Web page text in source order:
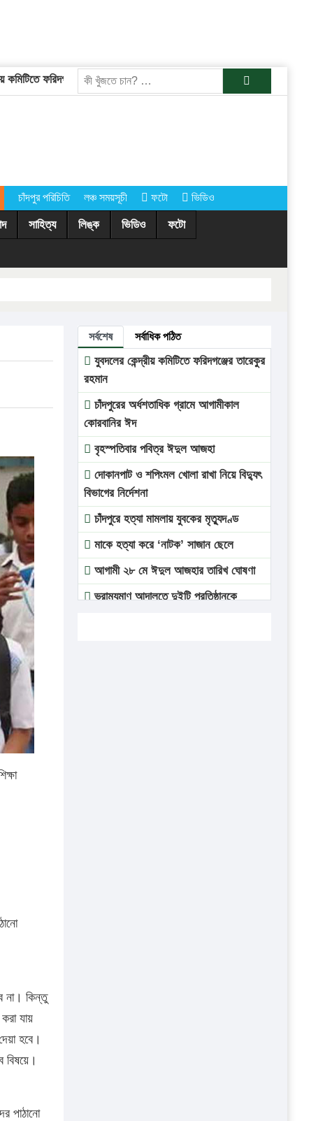
ফরিদগঞ্জের তারেকুর রহমান চাঁদপুরের অর্ধশতাধিক গ্রামে আগামীকাল
চাঁদপুর পরিচিতি লঞ্চ সময়সূচী ফটো ভিডিও
সাহিত্য লিঙ্ক ভিডিও ফটো
না। কিন্তু
যায়
হবে।
বিষয়ে।
পাঠানো
সর্বশেষ সর্বাধিক পঠিত
যুবদলের কেন্দ্রীয় কমিটিতে ফরিদগঞ্জের তারেকুর
রহমান
চাঁদপুরের অর্ধশতাধিক গ্রামে আগামীকাল
কোরবানির ঈদ
বৃহস্পতিবার পবিত্র ঈদুল আজহা
দোকানপাট ও শপিংমল খোলা রাখা নিয়ে বিদ্যুৎ
বিভাগের নির্দেশনা
চাঁদপুরে হত্যা মামলায় যুবকের মৃত্যুদণ্ড
মাকে হত্যা করে ‘নাটক’ সাজান ছেলে
আগামী ২৮ মে ঈদুল আজহার তারিখ ঘোষণা
ভ্রাম্যমাণ আদালতে দুইটি প্রতিষ্ঠানকে